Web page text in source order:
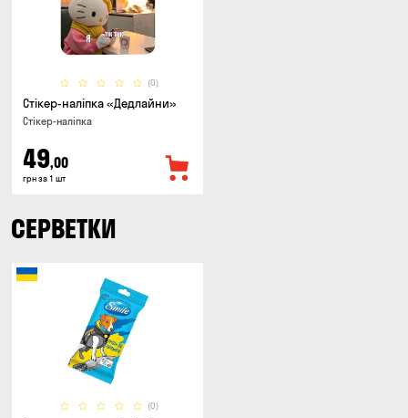
(0)
Стікер-наліпка «Дедлайни»
Стікер-наліпка
49,00
грн за 1 шт
СЕРВЕТКИ
(0)